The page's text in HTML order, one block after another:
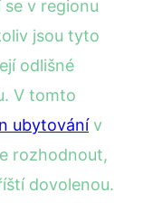
se v regionu
jsou tyto
odlišné
V tomto
ubytovánív
rozhodnout,
dovolenou.